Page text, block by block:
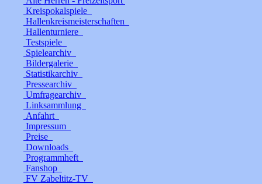
Kreispokalspiele
Hallenkreismeisterschaften
Hallenturniere
Testspiele
Spielearchiv
Bildergalerie
Statistikarchiv
Pressearchiv
Umfragearchiv
Linksammlung
Anfahrt
Impressum
Preise
Downloads
Programmheft
Fanshop
FV Zabeltitz-TV